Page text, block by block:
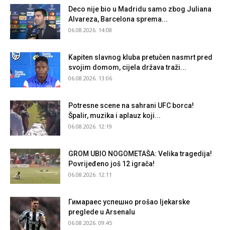
Deco nije bio u Madridu samo zbog Juliana
Alvareza, Barcelona sprema...
06.08.2026. 14:08
Kapiten slavnog kluba pretučen nasmrt pred
svojim domom, cijela država traži...
06.08.2026. 13:06
Potresne scene na sahrani UFC borca!
Špalir, muzika i aplauz koji...
06.08.2026. 12:19
GROM UBIO NOGOMETAŠA: Velika tragedija!
Povrijeđeno još 12 igrača!
06.08.2026. 12:11
Гимараеc успешно prošao ljekarske
preglede u Arsenalu
06.08.2026. 09:45